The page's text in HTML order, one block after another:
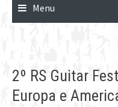
Menu
2º RS Guitar
Europa e